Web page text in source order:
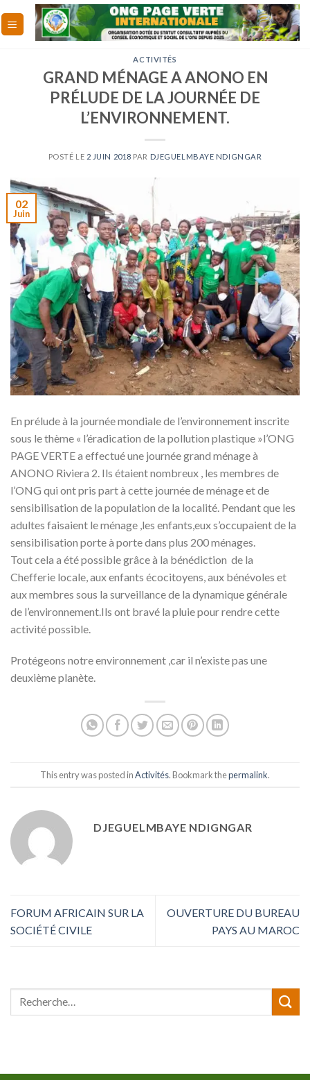
to
content
ACTIVITÉS
GRAND MÉNAGE A ANONO EN
PRÉLUDE DE LA JOURNÉE DE
L’ENVIRONNEMENT.
POSTÉ LE 2 JUIN 2018 PAR DJEGUELMBAYE NDIGNGAR
02
Juin
En prélude à la journée mondiale de l’environnement inscrite
sous le thème « l’éradication de la pollution plastique »l’ONG
PAGE VERTE a effectué une journée grand ménage à
ANONO Riviera 2. Ils étaient nombreux , les membres de
l’ONG qui ont pris part à cette journée de ménage et de
sensibilisation de la population de la localité. Pendant que les
adultes faisaient le ménage ,les enfants,eux s’occupaient de la
sensibilisation porte à porte dans plus 200 ménages.
Tout cela a été possible grâce à la bénédiction de la
Chefferie locale, aux enfants écocitoyens, aux bénévoles et
aux membres sous la surveillance de la dynamique générale
de l’environnement.Ils ont bravé la pluie pour rendre cette
activité possible.
Protégeons notre environnement ,car il n’existe pas une
deuxième planète.
This entry was posted inActivités. Bookmark thepermalink.
DJEGUELMBAYE NDIGNGAR
FORUM AFRICAIN SUR LA
SOCIÉTÉ CIVILE
OUVERTURE DU BUREAU
PAYS AU MAROC